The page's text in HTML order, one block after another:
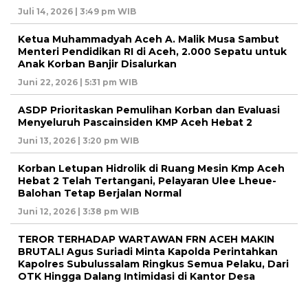
Juli 14, 2026 | 3:49 pm WIB
Ketua Muhammadyah Aceh A. Malik Musa Sambut
Menteri Pendidikan RI di Aceh, 2.000 Sepatu untuk
Anak Korban Banjir Disalurkan
Juni 22, 2026 | 5:31 pm WIB
ASDP Prioritaskan Pemulihan Korban dan Evaluasi
Menyeluruh Pascainsiden KMP Aceh Hebat 2
Juni 13, 2026 | 3:20 pm WIB
Korban Letupan Hidrolik di Ruang Mesin Kmp Aceh
Hebat 2 Telah Tertangani, Pelayaran Ulee Lheue-
Balohan Tetap Berjalan Normal
Juni 12, 2026 | 3:38 pm WIB
TEROR TERHADAP WARTAWAN FRN ACEH MAKIN
BRUTAL! Agus Suriadi Minta Kapolda Perintahkan
Kapolres Subulussalam Ringkus Semua Pelaku, Dari
OTK Hingga Dalang Intimidasi di Kantor Desa